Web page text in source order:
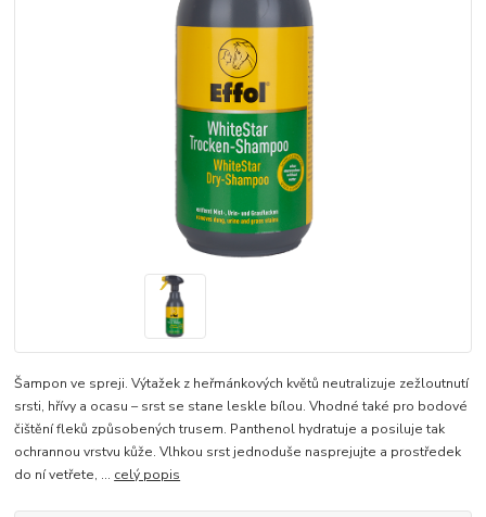
Šampon ve spreji. Výtažek z heřmánkových květů neutralizuje zežloutnutí
srsti, hřívy a ocasu – srst se stane leskle bílou. Vhodné také pro bodové
čištění fleků způsobených trusem. Panthenol hydratuje a posiluje tak
ochrannou vrstvu kůže. Vlhkou srst jednoduše nasprejujte a prostředek
do ní vetřete, ... celý popis